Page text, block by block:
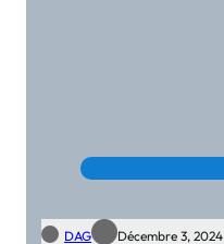
DAG Décembre 3, 2024